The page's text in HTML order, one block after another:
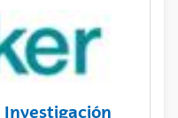
Investigación